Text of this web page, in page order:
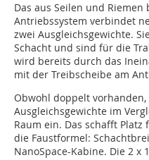
Das aus Seilen und
Antriebssystem verbindet
zwei Ausgleichsgewichte.
Schacht und sind für die
wird bereits durch das
mit der Treibscheibe am
Obwohl doppelt
Ausgleichsgewichte im
Raum ein. Das schafft
die Faustformel:
NanoSpace-Kabine. Die 2 x